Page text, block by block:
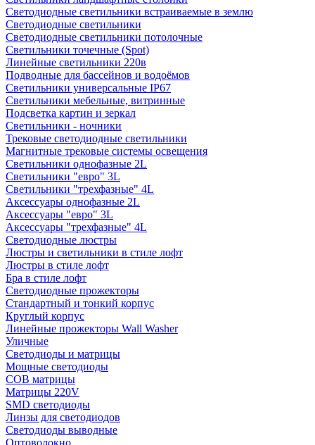
Светодиодные светильники встраиваемые в землю
Светодиодные светильники
Светодиодные светильники потолочные
Светильники точечные (Spot)
Линейные светильники 220в
Подводные для бассейнов и водоёмов
Светильники универсальные IP67
Светильники мебельные, витринные
Подсветка картин и зеркал
Светильники - ночники
Трековые светодиодные светильники
Магнитные трековые системы освещения
Светильники однофазные 2L
Светильники "евро" 3L
Светильники "трехфазные" 4L
Аксессуары однофазные 2L
Аксессуары "евро" 3L
Аксессуары "трехфазные" 4L
Светодиодные люстры
Люстры и светильники в стиле лофт
Люстры в стиле лофт
Бра в стиле лофт
Светодиодные прожекторы
Стандартный и тонкий корпус
Круглый корпус
Линейные прожекторы Wall Washer
Уличные
Светодиоды и матрицы
Мощные светодиоды
COB матрицы
Матрицы 220V
SMD светодиоды
Линзы для светодиодов
Светодиоды выводные
Оптоволокно